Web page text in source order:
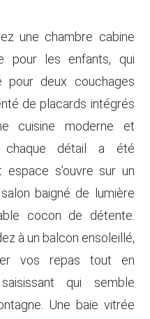
une chambre cabine
pour les enfants, qui
pour deux couchages
de placards intégrés
cuisine moderne et
chaque détail a été
espace s’ouvre sur un
baigné de lumière
cocon de détente.
à un balcon ensoleillé,
vos repas tout en
qui semble
Une baie vitrée